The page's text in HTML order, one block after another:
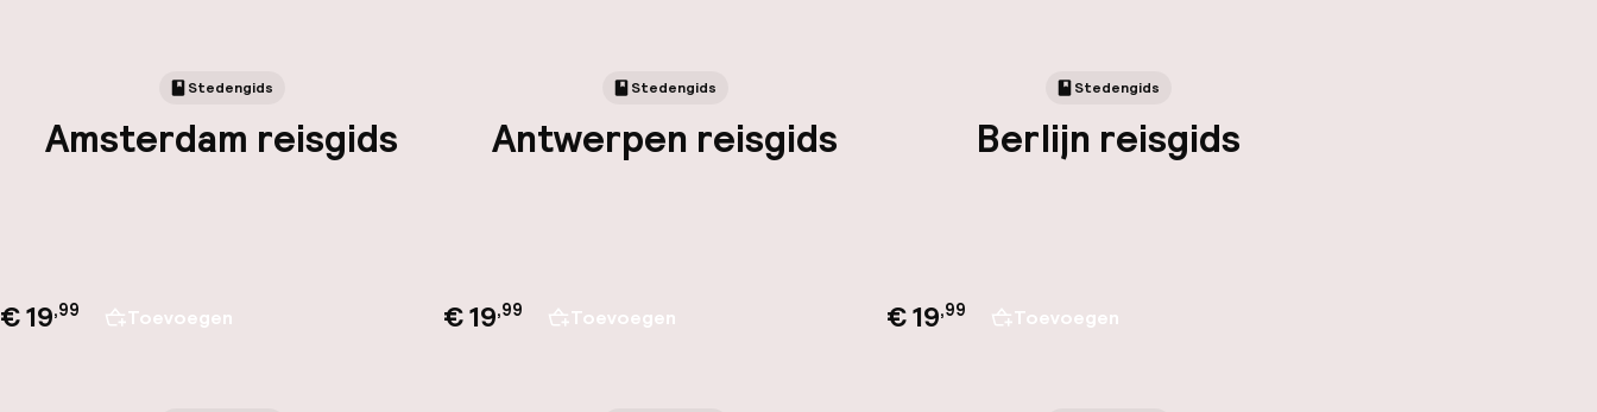
Stedengids
Amsterdam reisgids
€ 19,99 Toevoegen
Stedengids
Antwerpen reisgids
€ 19,99 Toevoegen
Stedengids
Berlijn reisgids
€ 19,99 Toevoegen